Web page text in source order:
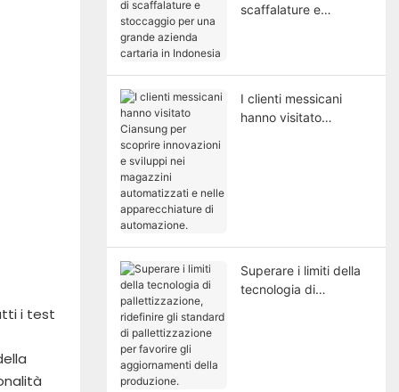
i test
scaffalature e
I clienti messicani
hanno visitato
Superare i limiti della
tecnologia di